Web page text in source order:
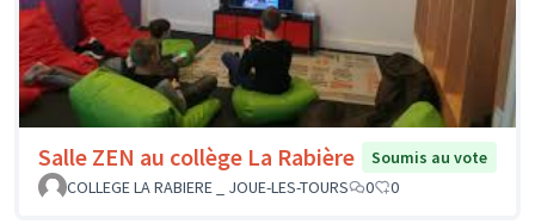
Salle ZEN au collège La Rabière
Soumis au vote
COLLEGE LA RABIERE _ JOUE-LES-TOURS
0 0